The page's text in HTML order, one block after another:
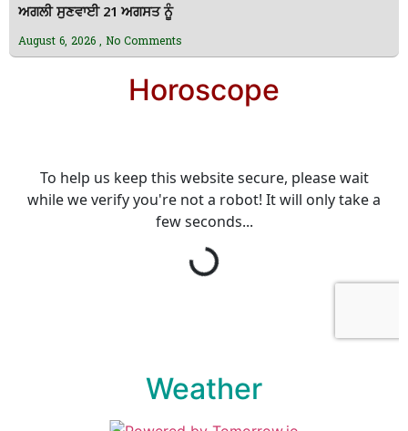
ਅਗਲੀ ਸੁਣਵਾਈ 21 ਅਗਸਤ ਨੂੰ
August 6, 2026 No Comments
Horoscope
Weather